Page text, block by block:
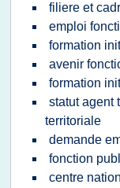
filiere et
emploi
formation
avenir
formation
statut agent
territoriale
demande
fonction
centre